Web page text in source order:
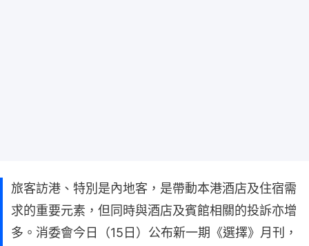
旅客訪港、特別是內地客，是帶動本港酒店及住宿需
求的重要元素，但同時與酒店及賓館相關的投訴亦增
多。消委會今日（15日）公布新一期《選擇》月刊，